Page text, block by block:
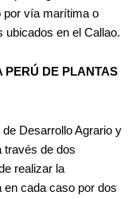
por vía marítima o
ubicados en el Callao.
PERÚ DE PLANTAS
de Desarrollo Agrario y
través de dos
realizar la
en cada caso por dos